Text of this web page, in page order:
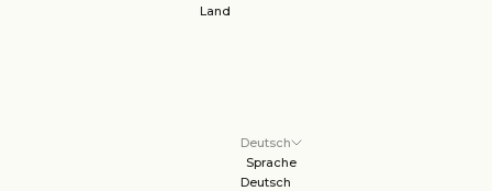
Land
Deutsch
Sprache
Deutsch